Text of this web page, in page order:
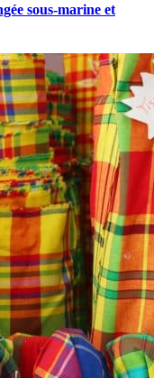
sous-marine et